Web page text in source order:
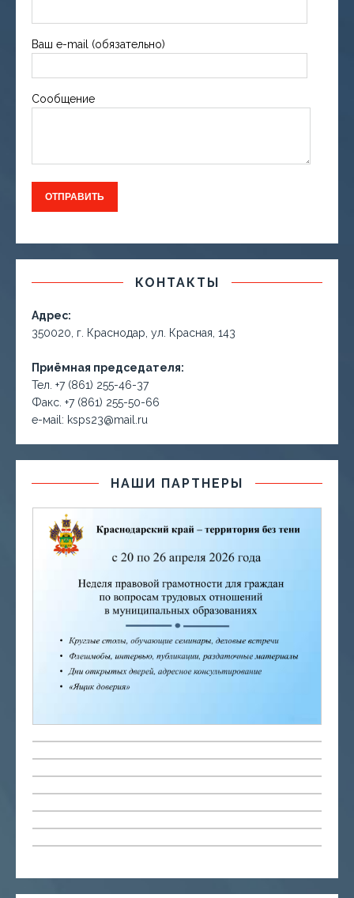
Ваш e-mail (обязательно)
Сообщение
КОНТАКТЫ
Адрес:
350020, г. Краснодар, ул. Красная, 143
Приёмная председателя:
Тел. +7 (861) 255-46-37
Факс. +7 (861) 255-50-66
е-маil: ksps23@mail.ru
НАШИ ПАРТНЕРЫ